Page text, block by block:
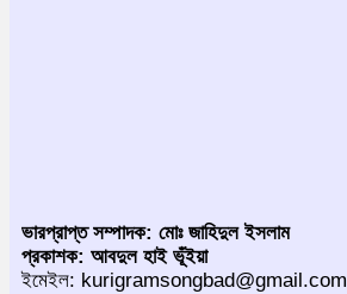
ভারপ্রাপ্ত সম্পাদক: মোঃ জাহিদুল ইসলাম
প্রকাশক: আবদুল হাই ভূঁইয়া
ইমেইল: kurigramsongbad@gmail.com